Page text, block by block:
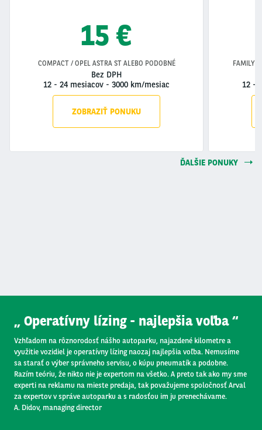
15 €
COMPACT / OPEL ASTRA ST ALEBO PODOBNÉ
Bez DPH
12 - 24 mesiacov - 3000 km/mesiac
ZOBRAZIŤ PONUKU
FAMILY /
12 -
ĎALŠIE PONUKY
Operatívny lízing - najlepšia voľba
Vzhľadom na rôznorodosť nášho autoparku, najazdené kilometre a
využitie vozidiel je operatívny lízing naozaj najlepšia voľba. Nemusíme
sa starať o výber správneho servisu, o kúpu pneumatík a podobne.
Razím teóriu, že nikto nie je expertom na všetko. A preto tak ako my sme
experti na reklamu na mieste predaja, tak považujeme spoločnosť Arval
za expertov v správe autoparku a s radosťou im ju prenechávame.
A. Didov, managing director